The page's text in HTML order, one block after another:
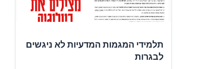
תלמידי המגמות המדעיות לא ניגשים
לבגרות